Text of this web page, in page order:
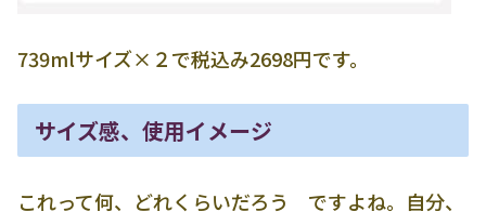
739mlサイズ×２で税込み2698円です。
サイズ感、使用イメージ
これって何、どれくらいだろう ですよね。自分、